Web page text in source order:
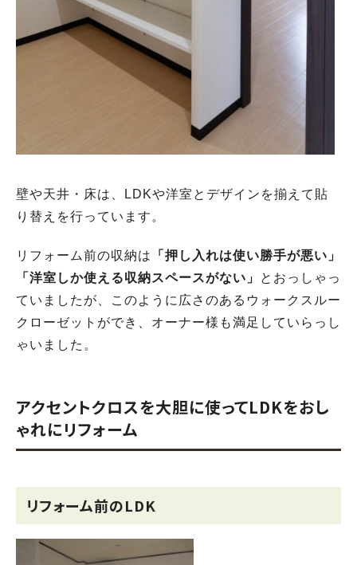
壁や天井・床は、LDKや洋室とデザインを揃えて貼
り替えを行っています。
リフォーム前の収納は
「押し入れは使い勝手が悪い」
「洋室しか使える収納スペースがない」
とおっしゃっ
ていましたが、このように広さのあるウォークスルー
クローゼットができ、オーナー様も満足していらっし
ゃいました。
アクセントクロスを大胆に使ってLDKをおし
ゃれにリフォーム
リフォーム前のLDK